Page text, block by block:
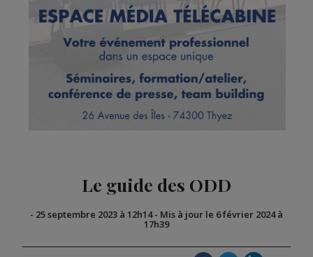
Le guide des ODD
- 25 septembre 2023 à 12h14- Mis à jour le 6 février 2024 à
17h39